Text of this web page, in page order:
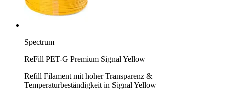
Spectrum
ReFill PET-G Premium Signal Yellow
Refill Filament mit hoher Transparenz &
Temperaturbeständigkeit in Signal Yellow